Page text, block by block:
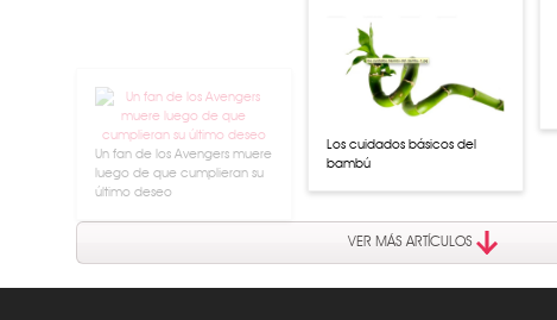
último deseo
Los cuidados básicos del
bambú
VER MÁS ARTÍCULOS